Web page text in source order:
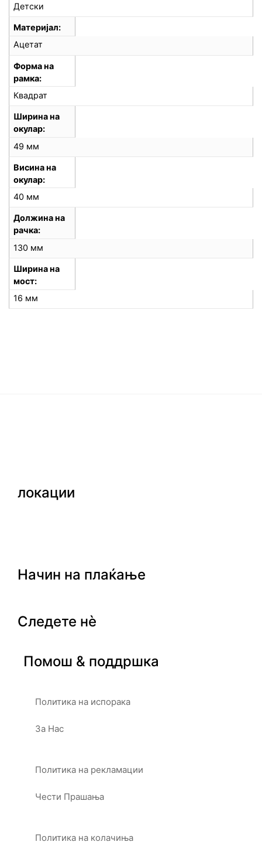
Детски
Материјал
Ацетат
Форма на
рамка
Квадрат
Ширина на
окулар
49 мм
Висина на
окулар
40 мм
Должина на
рачка
130 мм
Ширина на
мост
16 мм
локации
Начин на плаќање
Следете нè
Помош & поддршка
Политика на испорака
За Нас
Политика на рекламации
Чести Прашања
Политика на колачиња